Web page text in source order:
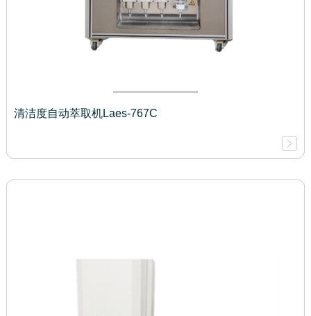
清洁度自动萃取机Laes-767C